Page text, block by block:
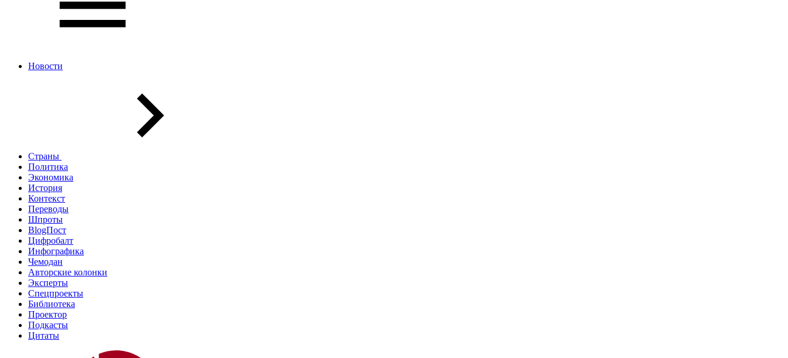
Новости
Страны
Политика
Экономика
История
Контекст
Переводы
Шпроты
BlogПост
Цифробалт
Инфографика
Чемодан
Авторские колонки
Эксперты
Спецпроекты
Библиотека
Проектор
Подкасты
Цитаты